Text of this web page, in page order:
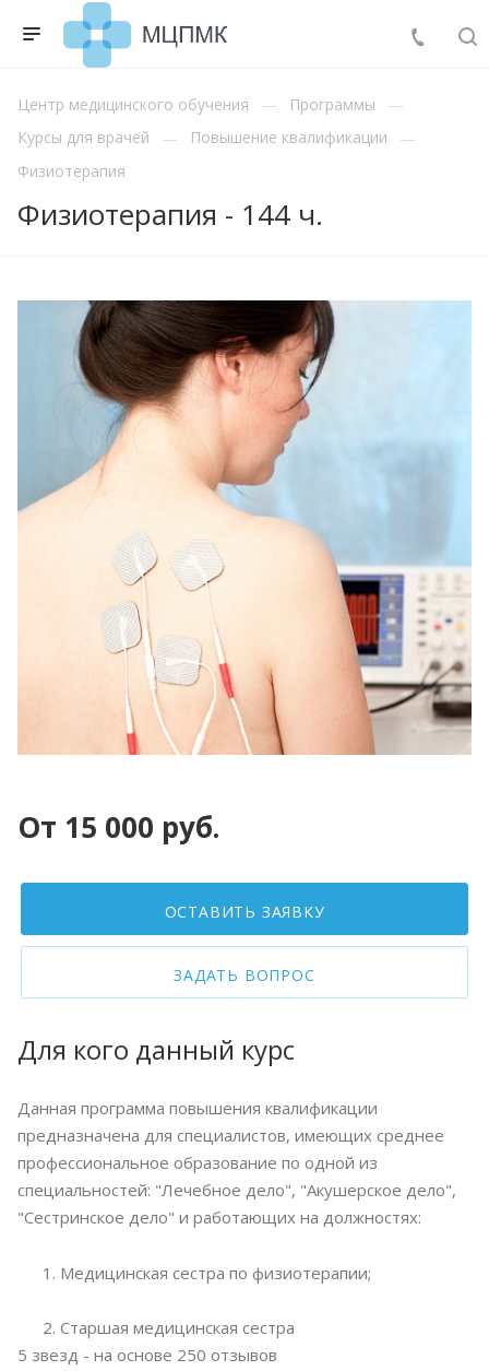
Центр медицинского обучения
Программы
Курсы для врачей
Повышение квалификации
Физиотерапия
Физиотерапия - 144 ч.
От 15 000 руб.
ОСТАВИТЬ ЗАЯВКУ
ЗАДАТЬ ВОПРОС
Для кого данный курс
Данная программа повышения квалификации
предназначена для специалистов, имеющих среднее
профессиональное образование по одной из
специальностей: "Лечебное дело", "Акушерское дело",
"Сестринское дело" и работающих на должностях:
1. Медицинская сестра по физиотерапии;
2. Старшая медицинская сестра
5 звезд - на основе 250 отзывов